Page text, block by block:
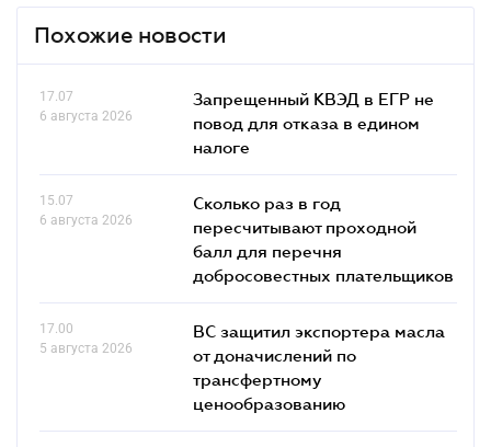
Похожие новости
17.07
6 августа 2026
Запрещенный КВЭД в ЕГР не
повод для отказа в едином
налоге
15.07
6 августа 2026
Сколько раз в год
пересчитывают проходной
балл для перечня
добросовестных плательщиков
17.00
5 августа 2026
ВС защитил экспортера масла
от доначислений по
трансфертному
ценообразованию